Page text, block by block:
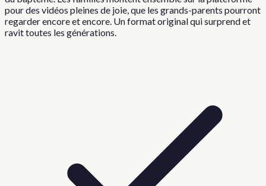
pour des vidéos pleines de joie, que les grands-parents pourront
regarder encore et encore. Un format original qui surprend et
ravit toutes les générations.